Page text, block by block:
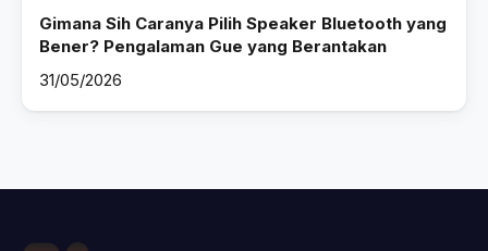
Gimana Sih Caranya Pilih Speaker Bluetooth yang
Bener? Pengalaman Gue yang Berantakan
31/05/2026